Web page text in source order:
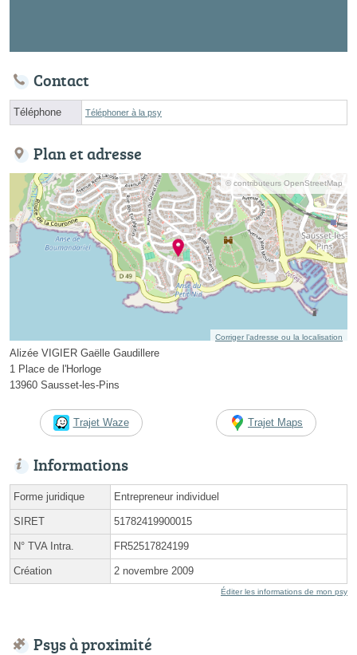
Contact
Téléphone Téléphoner à la psy
Plan et adresse
© contributeurs OpenStreetMap
Corriger l’adresse ou la localisation
Alizée VIGIER Gaëlle Gaudillere
1 Place de l'Horloge
13960 Sausset-les-Pins
Trajet Waze Trajet Maps
Informations
Forme juridique Entrepreneur individuel
SIRET 51782419900015
N° TVA Intra. FR52517824199
Création 2 novembre 2009
Éditer les informations de mon psy
Psys à proximité